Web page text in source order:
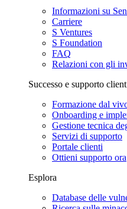
Informazioni su
Carriere
S Ventures
S Foundation
FAQ
Relazioni con gli
Successo e supporto
Formazione dal
Onboarding e
Gestione tecnica
Servizi di supporto
Portale clienti
Ottieni supporto ora
Esplora
Database delle